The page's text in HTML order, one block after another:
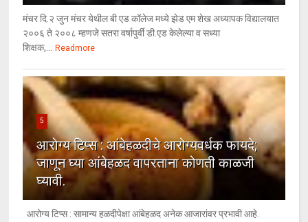
मंचर दि.२ जुन मंचर येथील बी एड कॉलेज मध्ये झेड एम शेख अध्यापक विद्यालयात
२००६ ते २००८ म्हणजे सतरा वर्षापुर्वी डी.एड केलेल्या व सध्या
शिक्षक,... Readmore
5
आरोग्य टिप्स : आंबेहळदीचे आरोग्यवर्धक फायदे;
जाणून घ्या आंबेहळद वापरताना कोणती काळजी
घ्यावी.
आरोग्य टिप्स : सामान्य हळदीपेक्षा आंबेहळद अनेक आजारांवर प्रभावी आहे.